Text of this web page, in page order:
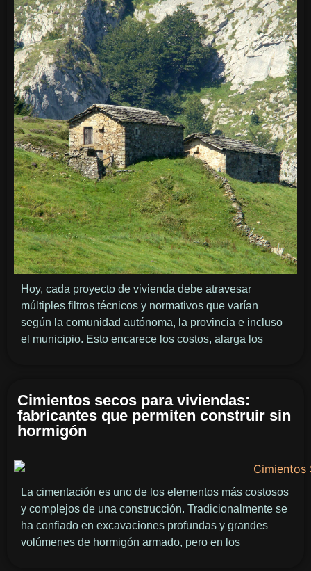
Hoy, cada proyecto de vivienda debe atravesar
múltiples filtros técnicos y normativos que varían
según la comunidad autónoma, la provincia e incluso
el municipio. Esto encarece los costos, alarga los
Cimientos secos para viviendas:
fabricantes que permiten construir sin
hormigón
La cimentación es uno de los elementos más costosos
y complejos de una construcción. Tradicionalmente se
ha confiado en excavaciones profundas y grandes
volúmenes de hormigón armado, pero en los